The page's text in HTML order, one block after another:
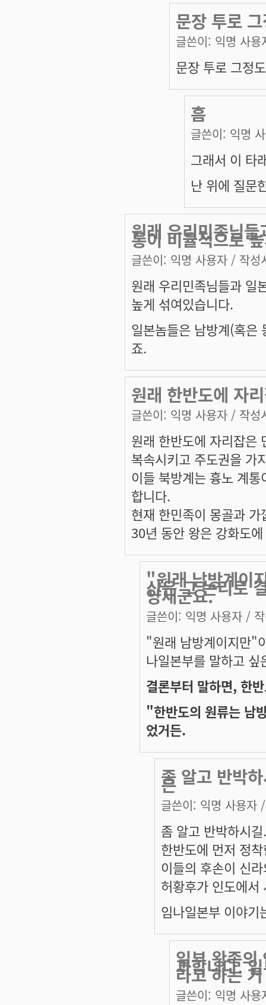
문장 투로
글쓴이: 익명 사용
문장 투로 그정
흠
글쓴이: 익명
그래서 이 타
난 위에 질문
원래 우리민족님
통이 비율적으로
글쓴이: 익명 사용자 / 작성
원래 우리민족님들과 일
높게 섞여있습니다.
일본놈들은 남방계(혹은
죠.
원래 한반도에 자
글쓴이: 익명 사용자 / 작성
원래 한반도에 자리잡은
복속시키고 주도권을 가
이들 북방계는 흉노 계
합니다.
현재 한민족이 몽골과
30년 동안 왕은 강화도
"원래 남방계이
신은 그 논리로
양새군요.
글쓴이: 익명 사용자 /
"원래 남방계이지만"
나일본부를 말하고 싶
결론부터 말하면, 한
"한반도의 원류는 남
었거든.
좀 알고 반박
은
글쓴이: 익명 사용자
좀 알고 반박하시길.
한반도에 먼저 정
이들의 후손이 신
허황후가 인도에서
임나일본부 이야
일부 왕족
과합니다.
라고 하는
글쓴이: 익명 사용